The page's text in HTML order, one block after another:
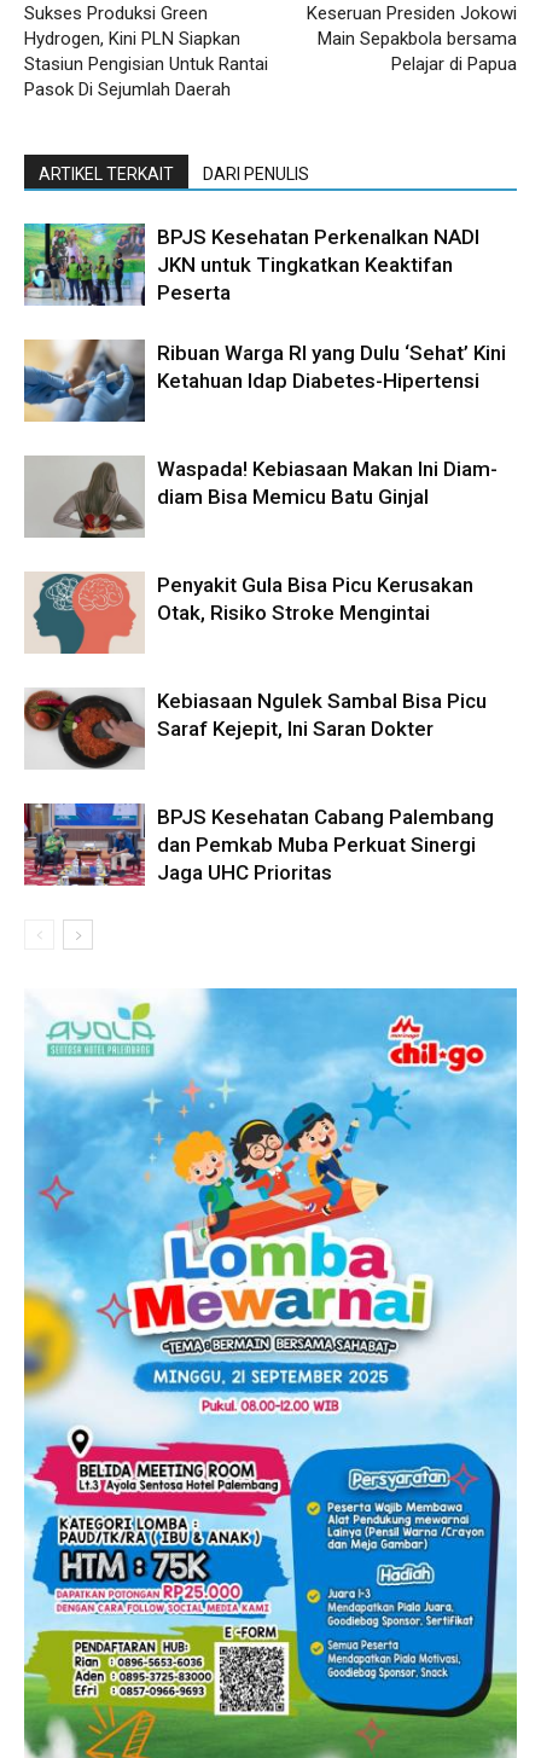
Sukses Produksi Green
Hydrogen, Kini PLN Siapkan
Stasiun Pengisian Untuk Rantai
Pasok Di Sejumlah Daerah
Keseruan Presiden Jokowi
Main Sepakbola bersama
Pelajar di Papua
ARTIKEL TERKAIT DARI PENULIS
BPJS Kesehatan Perkenalkan NADI
JKN untuk Tingkatkan Keaktifan
Peserta
Ribuan Warga RI yang Dulu ‘Sehat’ Kini
Ketahuan Idap Diabetes-Hipertensi
Waspada! Kebiasaan Makan Ini Diam-
diam Bisa Memicu Batu Ginjal
Penyakit Gula Bisa Picu Kerusakan
Otak, Risiko Stroke Mengintai
Kebiasaan Ngulek Sambal Bisa Picu
Saraf Kejepit, Ini Saran Dokter
BPJS Kesehatan Cabang Palembang
dan Pemkab Muba Perkuat Sinergi
Jaga UHC Prioritas